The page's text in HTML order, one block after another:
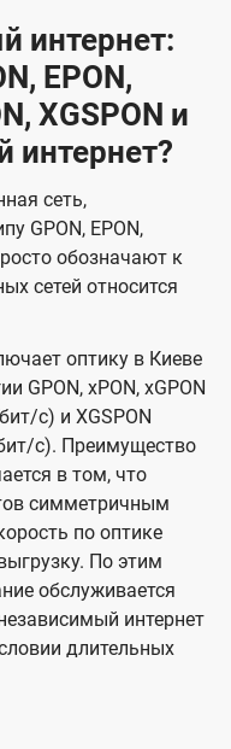
интернет:
EPON,
XGSPON и
интернет?
сеть,
GPON, EPON,
обозначают к
сетей относится
оптику в Киеве
GPON, xPON, xGPON
с) и XGSPON
с). Преимущество
в том, что
симметричным
по оптике
По этим
обслуживается
интернет
длительных